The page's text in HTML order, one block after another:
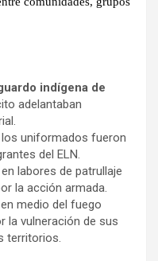
indígena de
adelantaban
uniformados fueron
del ELN.
labores de patrullaje
la acción armada.
medio del fuego
la vulneración de sus
territorios.